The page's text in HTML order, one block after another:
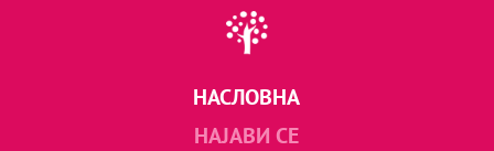
НАСЛОВНА
НАЈАВИ СЕ